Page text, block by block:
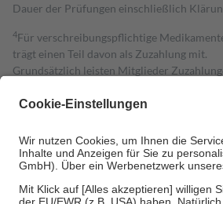
Dauer der Prüfungen einschließlich
4Für verschreibungspflichtige
trägt einen Teil davon als Zuzahlung mit.
Grundsätzlich leisten Mitglieder
Diese Regeln gelten grundsätzlich auch für
Um das Engagement der Versicherten
• Kindern und Jugendlichen bis zum
• Untersuchungen zur Vorsorge und
• empfohlenen Schutzimpfungen